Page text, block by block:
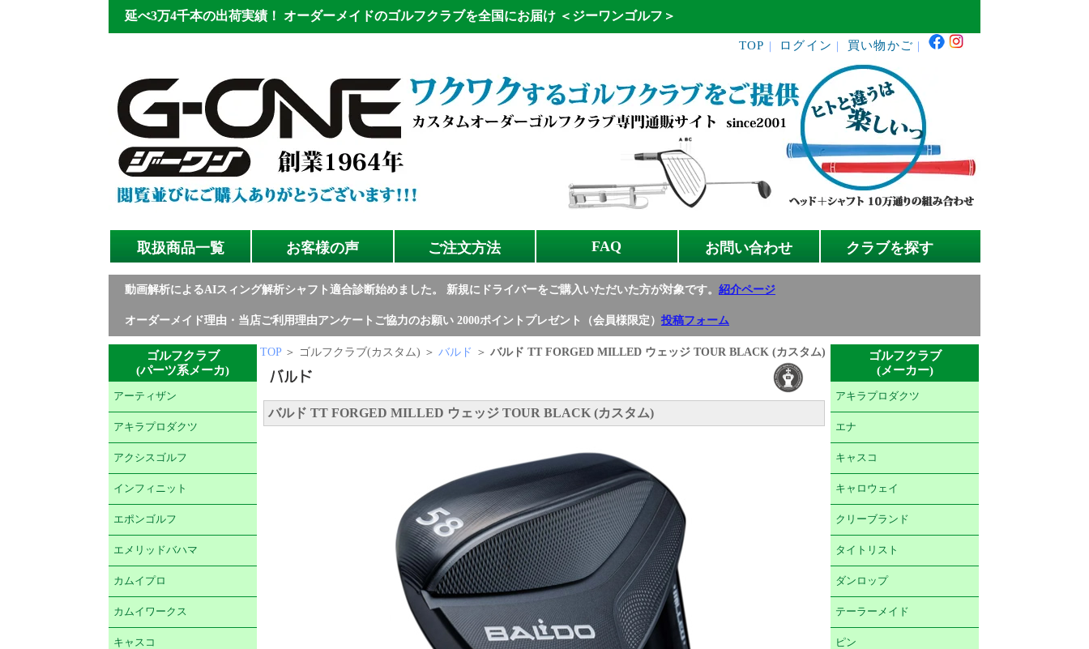
延べ3万4千本の出荷実績！ オーダーメイドのゴルフクラブを全国にお届け ＜ジーワンゴルフ＞
TOP ログイン 買い物かご
取扱商品一覧 お客様の声 ご注文方法 FAQ お問い合わせ クラブを探す
動画解析によるAIスィング解析シャフト適合診断始めました。 新規にドライバーをご購入いただいた方が対象です。 紹介ページ
オーダーメイド理由・当店ご利用理由アンケートご協力のお願い 2000ポイントプレゼント（会員様限定） 投稿フォーム
ゴルフクラブ
(パーツ系メーカ)
アーティザン
アキラプロダクツ
アクシスゴルフ
インフィニット
エポンゴルフ
エメリッドバハマ
カムイプロ
カムイワークス
キャスコ
TOP ＞ ゴルフクラブ(カスタム) ＞ バルド ＞ バルド TT FORGED MILLED ウェッジ TOUR BLACK (カスタム)
バルド TT FORGED MILLED ウェッジ TOUR BLACK (カスタム)
ゴルフクラブ
(メーカー)
アキラプロダクツ
エナ
キャスコ
キャロウェイ
クリーブランド
タイトリスト
ダンロップ
テーラーメイド
ピン